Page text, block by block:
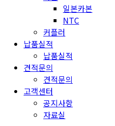
일본카본
NTC
커플러
납품실적
납품실적
견적문의
견적문의
고객센터
공지사항
자료실